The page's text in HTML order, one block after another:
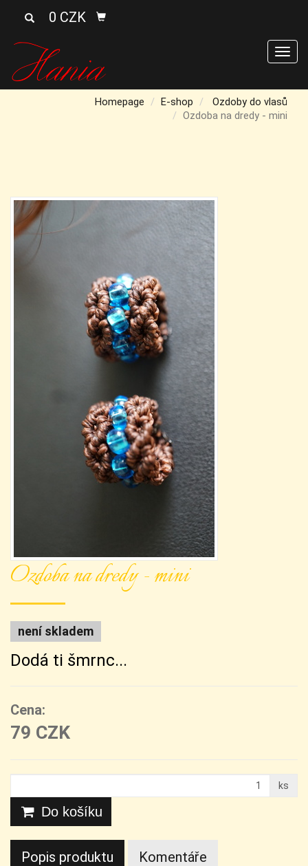
0 CZK
Homepage E-shop
Ozdoby do vlasů
Ozdoba na dredy - mini
Ozdoba na dredy - mini
není skladem
Dodá ti šmrnc...
Cena:
79 CZK
ks
Do košíku
Popis produktu Komentáře